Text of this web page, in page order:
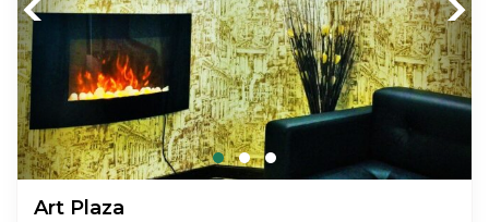
Previous Next
Art Plaza